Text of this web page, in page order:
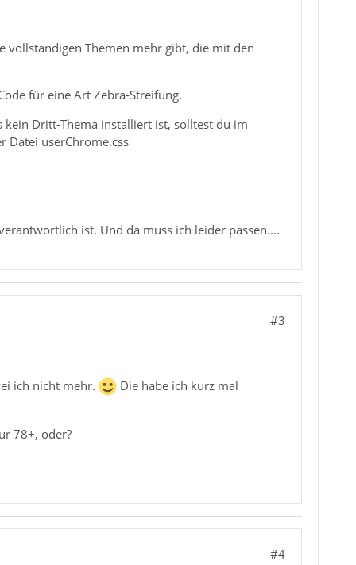
vollständigen Themen mehr gibt, die mit den
für eine Art Zebra-Streifung.
kein Dritt-Thema installiert ist, solltest du im
Datei userChrome.css
ist. Und da muss ich leider passen....
#3
ich nicht mehr. Die habe ich kurz mal
78+, oder?
#4